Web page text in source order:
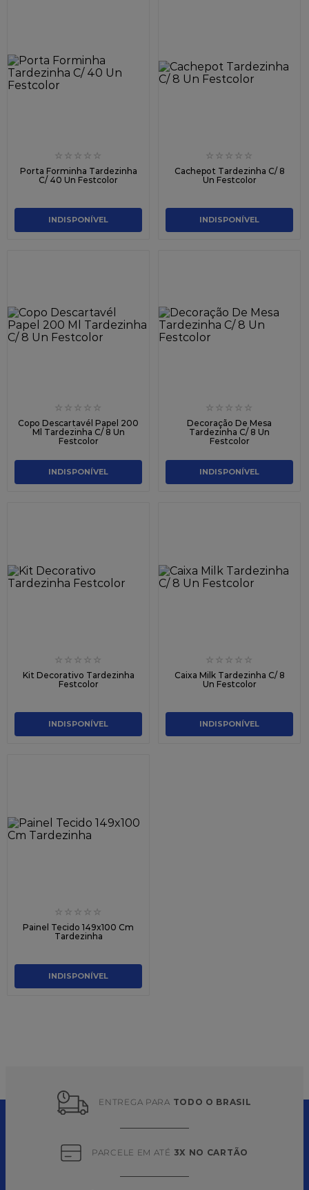
☆ ☆ ☆ ☆ ☆
Porta Forminha Tardezinha
C/ 40 Un Festcolor
INDISPONÍVEL
☆ ☆ ☆ ☆ ☆
Cachepot Tardezinha C/ 8
Un Festcolor
INDISPONÍVEL
☆ ☆ ☆ ☆ ☆
Copo Descartavél Papel 200
Ml Tardezinha C/ 8 Un
Festcolor
INDISPONÍVEL
☆ ☆ ☆ ☆ ☆
Decoração De Mesa
Tardezinha C/ 8 Un
Festcolor
INDISPONÍVEL
☆ ☆ ☆ ☆ ☆
Kit Decorativo Tardezinha
Festcolor
INDISPONÍVEL
☆ ☆ ☆ ☆ ☆
Caixa Milk Tardezinha C/ 8
Un Festcolor
INDISPONÍVEL
☆ ☆ ☆ ☆ ☆
Painel Tecido 149x100 Cm
Tardezinha
INDISPONÍVEL
ENTREGA PARA TODO O BRASIL
PARCELE EM ATÉ 3X NO CARTÃO